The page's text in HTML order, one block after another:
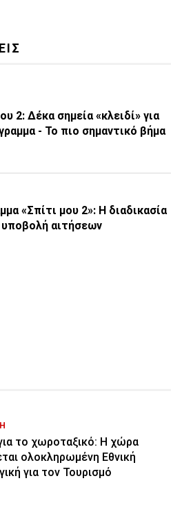
2: Δέκα σημεία «κλειδί» για
- Το πιο σημαντικό βήμα
«Σπίτι μου 2»: Η διαδικασία
υποβολή αιτήσεων
το χωροταξικό: Η χώρα
ολοκληρωμένη Εθνική
για τον Τουρισμό